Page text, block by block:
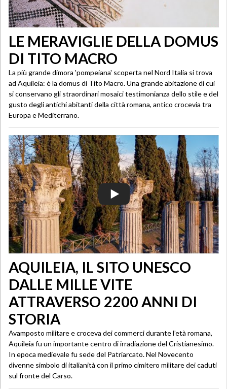
LE MERAVIGLIE DELLA DOMUS
DI TITO MACRO
La più grande dimora 'pompeiana' scoperta nel Nord Italia si trova
ad Aquileia: è la domus di Tito Macro. Una grande abitazione di cui
si conservano gli straordinari mosaici testimonianza dello stile e del
gusto degli antichi abitanti della città romana, antico crocevia tra
Europa e Mediterrano.
AQUILEIA, IL SITO UNESCO
DALLE MILLE VITE
ATTRAVERSO 2200 ANNI DI
STORIA
Avamposto militare e croceva dei commerci durante l’età romana,
Aquileia fu un importante centro di irradiazione del Cristianesimo.
In epoca medievale fu sede del Patriarcato. Nel Novecento
divenne simbolo di italianità con il primo cimitero militare dei caduti
sul fronte del Carso.